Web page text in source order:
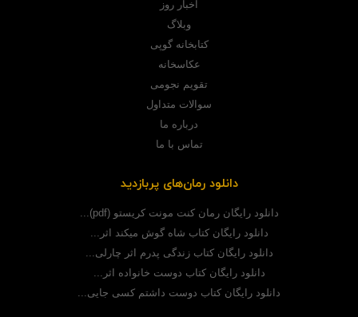
اخبار روز
وبلاگ
کتابخانه گوپی
عکاسخانه
تقویم نجومی
سوالات متداول
درباره ما
تماس با ما
دانلود رمان‌های پربازدید
دانلود رایگان رمان کنت مونت کریستو (pdf)...
دانلود رایگان کتاب شاه گوش میکند اثر...
دانلود رایگان کتاب زندگی پدرم اثر چارلی...
دانلود رایگان کتاب دوست خانواده اثر...
دانلود رایگان کتاب دوست داشتم کسی جایی...